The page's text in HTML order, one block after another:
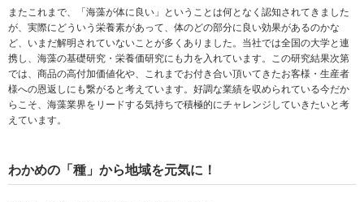
またこれまで、「海藻が体に良い」ということは何となく認知されてきました
が、実際にどういう栄養素があって、体のどの部分に良い効果があるのかな
ど、いまだ解明されていないことが多くありました。当社では全国の大学と連
携し、海藻の基礎研究・栄養価研究にも力を入れています。この研究結果次第
では、商品の高付加価値化や、これまでお付き合い頂いてきたお客様・生産者
様への恩返しにも繋がると考えています。好調な業績を収められている今だか
らこそ、海藻業界をリードする気持ちで積極的にチャレンジしていきたいと考
えています。
わかめの「種」から地域を元気に！